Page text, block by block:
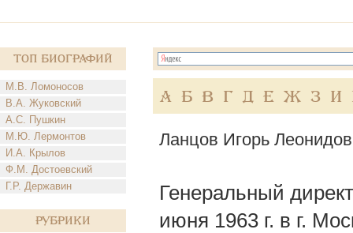
Топ Биографий
М.В. Ломоносов
В.А. Жуковский
А.С. Пушкин
М.Ю. Лермонтов
И.А. Крылов
Ф.М. Достоевский
Г.Р. Державин
Рубрики
А Б В Г Д Е Ж З И
Ланцов Игорь
Генеральный
июня 1963 г. в г.